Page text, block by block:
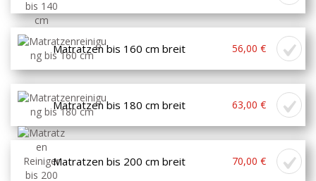
Matratzen bis 160 cm breit 56,00 €
Matratzen bis 180 cm breit 63,00 €
Matratzen bis 200 cm breit 70,00 €